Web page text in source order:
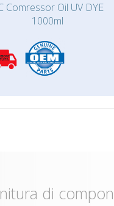
Comressor Oil UV DYE
1000ml
di